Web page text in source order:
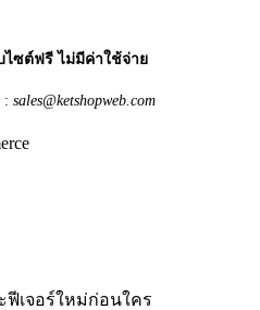
ไซต์ฟรี ไม่มีค่าใช้จ่าย
: sales@ketshopweb.com
ะฟีเจอร์ใหม่ก่อนใคร